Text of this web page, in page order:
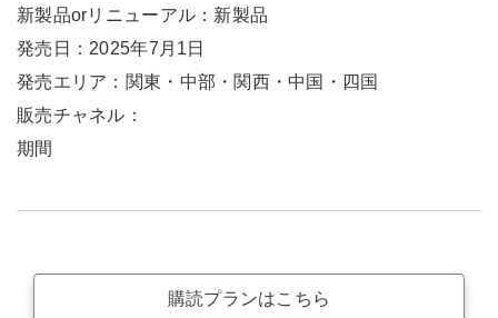
新製品orリニューアル：新製品
発売日：2025年7月1日
発売エリア：関東・中部・関西・中国・四国
販売チャネル：
期間
購読プランはこちら